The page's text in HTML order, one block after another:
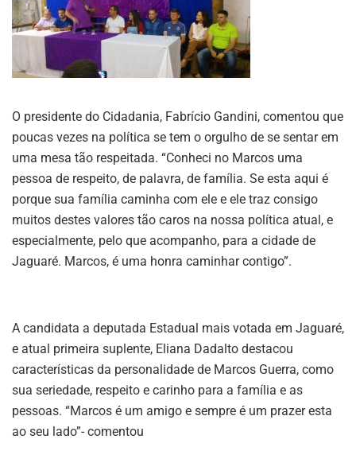
O presidente do Cidadania, Fabrício Gandini, comentou que
poucas vezes na política se tem o orgulho de se sentar em
uma mesa tão respeitada. “Conheci no Marcos uma
pessoa de respeito, de palavra, de família. Se esta aqui é
porque sua família caminha com ele e ele traz consigo
muitos destes valores tão caros na nossa política atual, e
especialmente, pelo que acompanho, para a cidade de
Jaguaré. Marcos, é uma honra caminhar contigo”.
A candidata a deputada Estadual mais votada em Jaguaré,
e atual primeira suplente, Eliana Dadalto destacou
características da personalidade de Marcos Guerra, como
sua seriedade, respeito e carinho para a família e as
pessoas. “Marcos é um amigo e sempre é um prazer esta
ao seu lado”- comentou